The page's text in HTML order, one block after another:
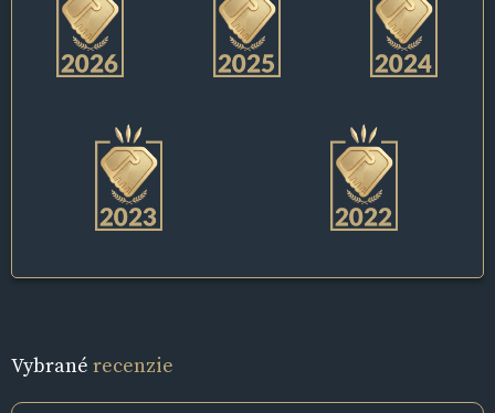
Vybrané recenzie